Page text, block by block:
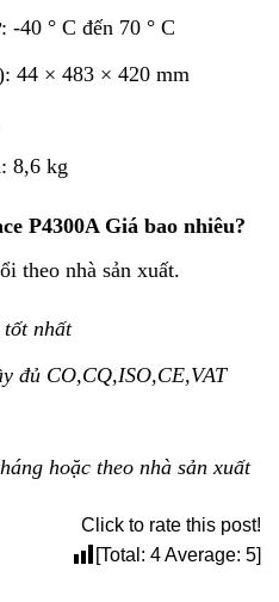
40 ° C đến 70 ° C
44 × 483 × 420 mm
8,6 kg
P4300A Giá bao nhiêu?
theo nhà sản xuất.
tốt nhất
đủ CO,CQ,ISO,CE,VAT
hoặc theo nhà sản xuất
Click to rate this post!
[Total: 4Average: 5]